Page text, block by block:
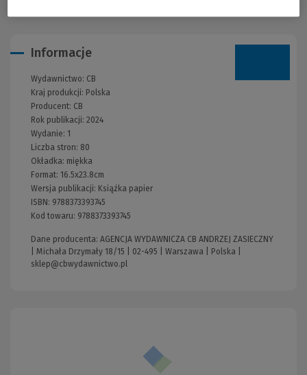
Informacje
Wydawnictwo: CB
Kraj produkcji: Polska
Producent: CB
Rok publikacji: 2024
Wydanie: 1
Liczba stron: 80
Okładka: miękka
Format: 16.5x23.8cm
Wersja publikacji: Książka papier
ISBN: 9788373393745
Kod towaru: 9788373393745
Dane producenta: AGENCJA WYDAWNICZA CB ANDRZEJ ZASIECZNY
| Michała Drzymały 18/15 | 02-495 | Warszawa | Polska |
sklep@cbwydawnictwo.pl